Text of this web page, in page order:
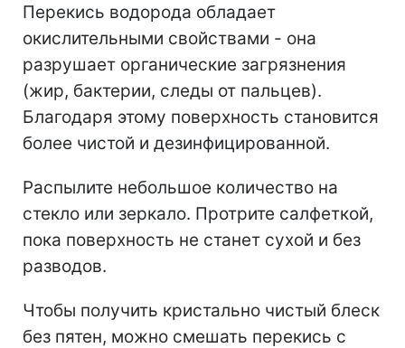
Перекись водорода обладает
окислительными свойствами - она
разрушает органические загрязнения
(жир, бактерии, следы от пальцев).
Благодаря этому поверхность становится
более чистой и дезинфицированной.
Распылите небольшое количество на
стекло или зеркало. Протрите салфеткой,
пока поверхность не станет сухой и без
разводов.
Чтобы получить кристально чистый блеск
без пятен, можно смешать перекись с